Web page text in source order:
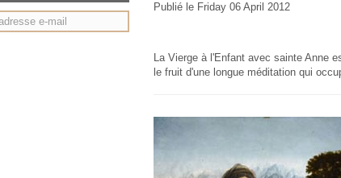
Publié le Friday 06 April 2012
La Vierge à l'Enfant avec sainte Anne
le fruit d'une longue méditation qui